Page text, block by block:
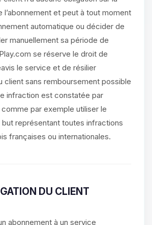
l’abonnement et peut à tout moment
automatique ou décider de
manuellement sa période de
se réserve le droit de
le service et de résilier
client sans remboursement possible
infraction est constatée par
par exemple utiliser le
représentant toutes infractions
françaises ou internationales.
DU CLIENT
abonnement à un service